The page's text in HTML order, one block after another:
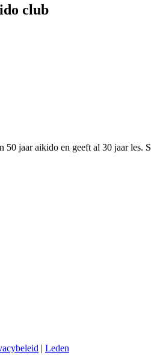
club
50 jaar aikido en geeft al 30 jaar
| Leden